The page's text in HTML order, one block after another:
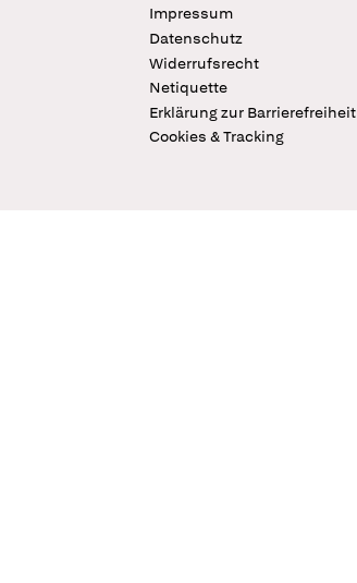
Impressum
Datenschutz
Widerrufsrecht
Netiquette
Erklärung zur Barrierefreiheit
Cookies & Tracking